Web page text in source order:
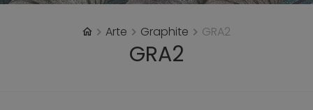
Arte Graphite GRA2
GRA2